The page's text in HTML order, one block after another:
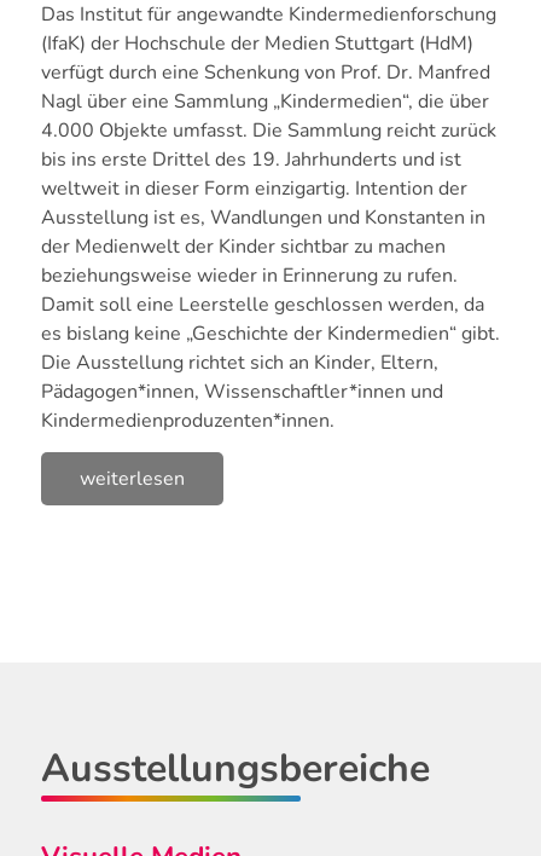
Das Institut für angewandte Kindermedienforschung
(IfaK) der Hochschule der Medien Stuttgart (HdM)
verfügt durch eine Schenkung von Prof. Dr. Manfred
Nagl über eine Sammlung „Kindermedien“, die über
4.000 Objekte umfasst. Die Sammlung reicht zurück
bis ins erste Drittel des 19. Jahrhunderts und ist
weltweit in dieser Form einzigartig. Intention der
Ausstellung ist es, Wandlungen und Konstanten in
der Medienwelt der Kinder sichtbar zu machen
beziehungsweise wieder in Erinnerung zu rufen.
Damit soll eine Leerstelle geschlossen werden, da
es bislang keine „Geschichte der Kindermedien“ gibt.
Die Ausstellung richtet sich an Kinder, Eltern,
Pädagogen*innen, Wissenschaftler*innen und
Kindermedienproduzenten*innen.
weiterlesen
Ausstellungsbereiche